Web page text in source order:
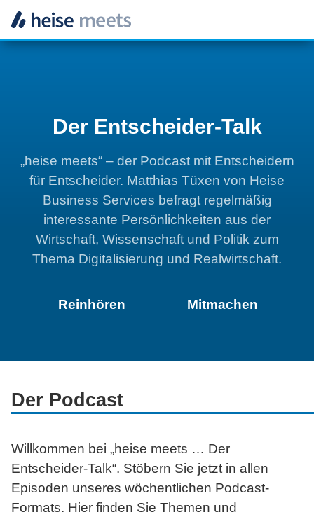
Zum
Der Entscheider-Talk
„heise meets“ –der Podcast mit Ent­schei­dern
für Ent­schei­der. Matthias Tüxen von Heise
Business Services befragt regelmäßig
interessante Persönlichkeiten aus der
Wirt­schaft, Wis­sen­schaft und Po­li­tik zum
Thema Digitalisierung und Realwirtschaft.
Reinhören Mitmachen
Der Podcast
Willkommen bei „heise meets … Der
Entscheider-Talk“. Stöbern Sie jetzt in allen
Episoden unseres wöchentlichen Podcast-
Formats. Hier finden Sie Themen und